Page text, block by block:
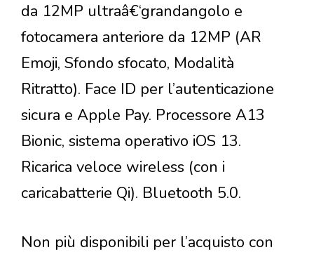
da 12MP ultraâ€‘grandangolo e
fotocamera anteriore da 12MP (AR
Emoji, Sfondo sfocato, Modalità
Ritratto). Face ID per l’autenticazione
sicura e Apple Pay. Processore A13
Bionic, sistema operativo iOS 13.
Ricarica veloce wireless (con i
caricabatterie Qi). Bluetooth 5.0.
Non più disponibili per l’acquisto con